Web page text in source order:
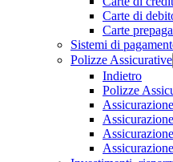
Carte di
Carte
Sistemi di
Polizze Assicurative
Indietro
Polizze